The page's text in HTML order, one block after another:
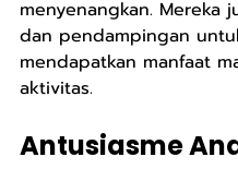
menyenangkan. Mereka
dan pendampingan
mendapatkan manfaat
aktivitas.
Antusiasme